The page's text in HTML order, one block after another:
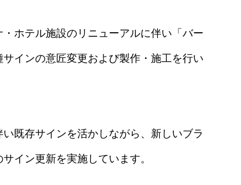
ホテル施設のリニューアルに伴い「バー
インの意匠変更および製作・施工を行い
既存サインを活かしながら、新しいブラ
イン更新を実施しています。